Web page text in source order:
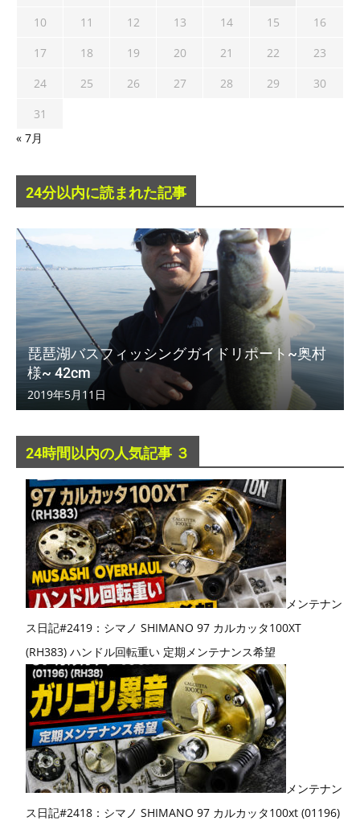
10
11 12 13 14 15
16
17
18 19 20 21 22
23
24
25 26 27 28 29
30
31
« 7月
24分以内に読まれた記事
琵琶湖バスフィッシングガイドリポート~奥村
様~ 42cm
2019年5月11日
24時間以内の人気記事 ３
メンテナン
ス日記#2419：シマノ SHIMANO 97 カルカッタ100XT
(RH383) ハンドル回転重い 定期メンテナンス希望
メンテナン
ス日記#2418：シマノ SHIMANO 97 カルカッタ100xt (01196)